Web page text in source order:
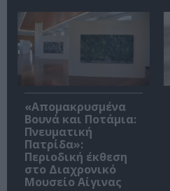
«Απομακρυσμένα
Βουνά και Ποτάμια:
Πνευματική
Πατρίδα»:
Περιοδική έκθεση
στο Διαχρονικό
Μουσείο Αίγινας